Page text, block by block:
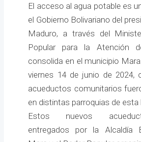
El acceso al agua potable es
el Gobierno Bolivariano del
Maduro, a través del
Popular para la Atención
consolida en el municipio
viernes 14 de junio de 2024,
acueductos comunitarios
en distintas parroquias de esta
Estos nuevos
entregados por la Alcaldía